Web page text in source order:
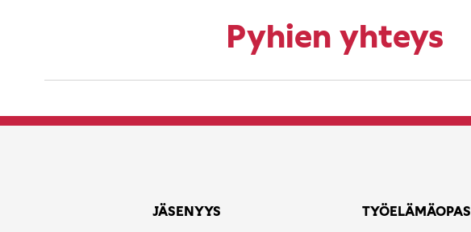
Pyhien yhteys
JÄSENYYS TYÖELÄMÄOPAS